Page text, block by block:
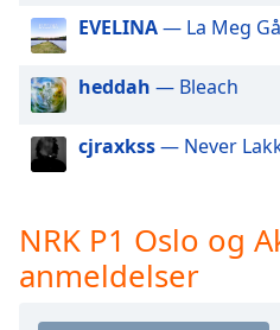
Opacity
Text
Background
Color
Caption
EVELINA— La Meg Gå
heddah — Bleach
cjraxkss— Never
NRK P1 Oslo og
anmeldelser